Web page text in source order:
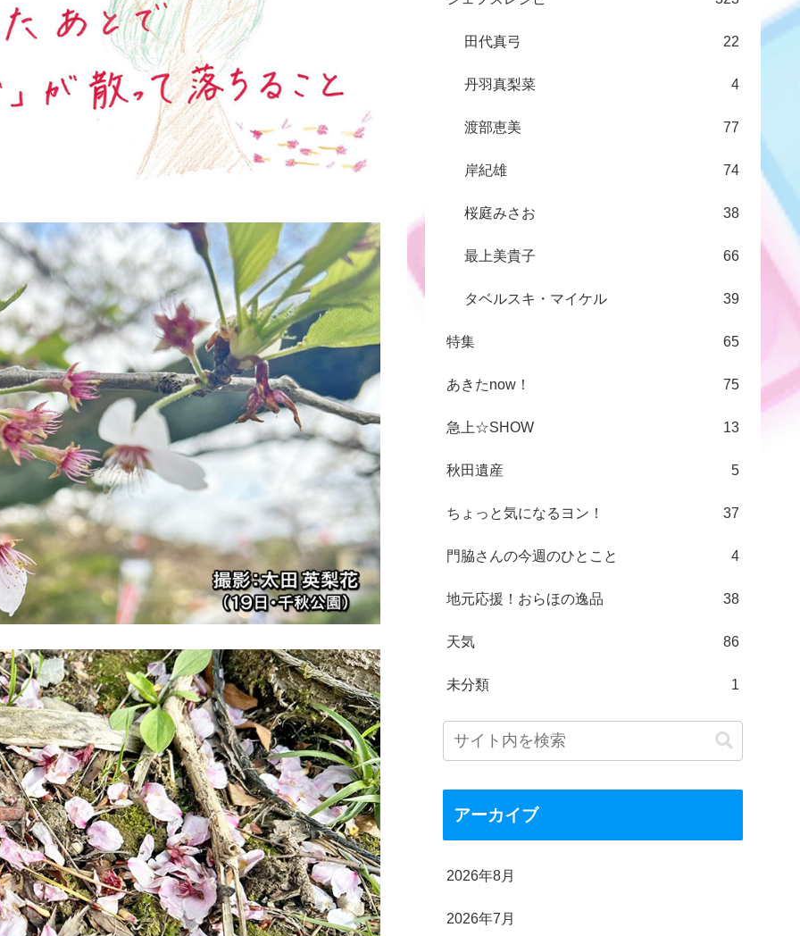
田代真弓 22
丹羽真梨菜 4
渡部恵美 77
岸紀雄 74
桜庭みさお 38
最上美貴子 66
タベルスキ・マイケル 39
特集 65
あきたnow！ 75
急上☆SHOW 13
秋田遺産 5
ちょっと気になるヨン！ 37
門脇さんの今週のひとこと 4
地元応援！おらほの逸品 38
天気 86
未分類 1
アーカイブ
2026年8月
2026年7月